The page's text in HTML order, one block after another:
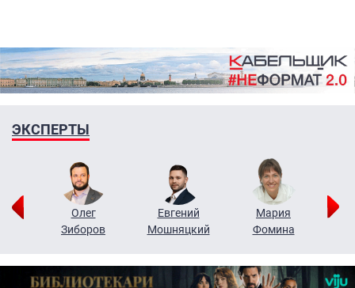
ЭКСПЕРТЫ
Олег
Зиборов
Евгений
Мошняцкий
Мария
Фомина